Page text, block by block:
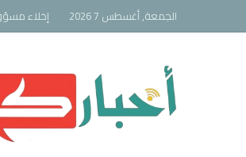
الجمعة, أغسطس 7 2026 إخلاء